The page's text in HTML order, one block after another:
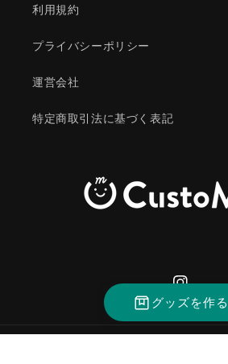
利用規約
プライバシーポリシー
運営会社
特定商取引法に基づく表記
グッズを作る